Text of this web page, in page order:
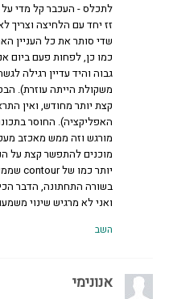
לתכלס - העכבר קל מדי על
זז יחד עם הלחיצה וצריך
שדי סותר את כל העניין
כמו כן, לפחות פעם ביום
גבוה והיד עדיין רגילה
קצת יותר מחודש, ואין
האפליקציה). החוסר
מוכנים להתפשר קצת על
יותר כמו של contour שממש ניתן להתאים את האחיזה לכף היד.
בשורה התחתונה, הדבר
ואני לא מרגיש שינוי משמעותי. לא
השב
אנונימי